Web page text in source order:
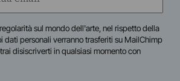
sul mondo dell'arte, nel rispetto della
dati personali verranno trasferiti su MailChimp
disiscriverti in qualsiasi momento con